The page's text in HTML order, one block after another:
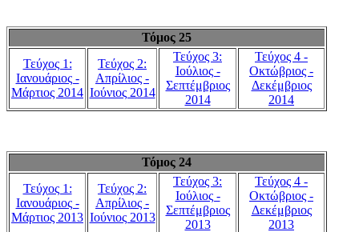
Τόμος 25
Τεύχος 1:
Ιανουάριος -
Μάρτιος 2014
Τεύχος 2:
Απρίλιος -
Ιούνιος 2014
Τεύχος 3:
Ιούλιος -
Σεπτέμβριος
2014
Τεύχος 4 -
Οκτώβριος -
Δεκέμβριος
2014
Τόμος 24
Τεύχος 1:
Ιανουάριος -
Μάρτιος 2013
Τεύχος 2:
Απρίλιος -
Ιούνιος 2013
Τεύχος 3:
Ιούλιος -
Σεπτέμβριος
2013
Τεύχος 4 -
Οκτώβριος -
Δεκέμβριος
2013